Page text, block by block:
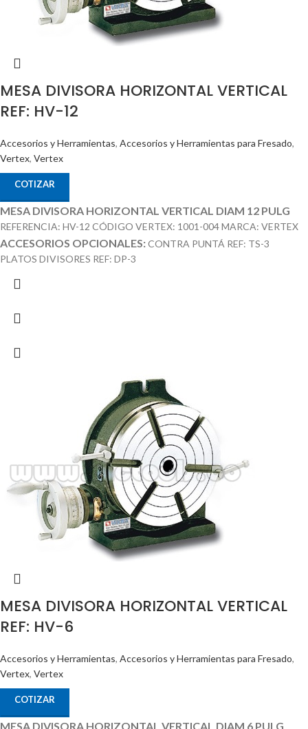
MESA DIVISORA HORIZONTAL VERTICAL
REF: HV-12
Accesorios y Herramientas, Accesorios y Herramientas para Fresado,
Vertex, Vertex
COTIZAR
MESA DIVISORA HORIZONTAL VERTICAL DIAM 12 PULG
REFERENCIA: HV-12 CÓDIGO VERTEX: 1001-004 MARCA: VERTEX
ACCESORIOS OPCIONALES:CONTRA PUNTÁ REF: TS-3
PLATOS DIVISORES REF: DP-3
MESA DIVISORA HORIZONTAL VERTICAL
REF: HV-6
Accesorios y Herramientas, Accesorios y Herramientas para Fresado,
Vertex, Vertex
COTIZAR
MESA DIVISORA HORIZONTAL VERTICAL DIAM 6 PULG